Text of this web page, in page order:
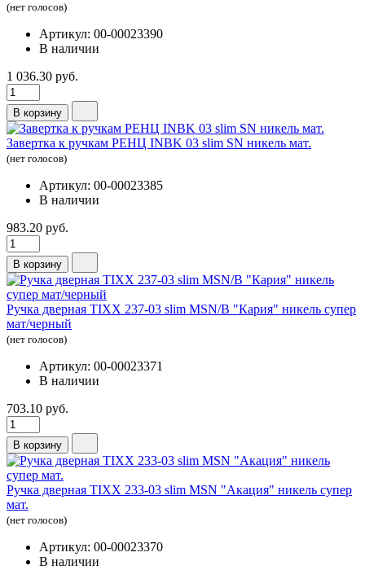
(нет голосов)
Артикул: 00-00023390
В наличии
1 036.30 руб.
В корзину
Завертка к ручкам РЕНЦ INBK 03 slim SN никель мат.
(нет голосов)
Артикул: 00-00023385
В наличии
983.20 руб.
В корзину
Ручка дверная TIXX 237-03 slim MSN/B "Кария" никель супер
мат/черный
(нет голосов)
Артикул: 00-00023371
В наличии
703.10 руб.
В корзину
Ручка дверная TIXX 233-03 slim MSN "Акация" никель супер
мат.
(нет голосов)
Артикул: 00-00023370
В наличии